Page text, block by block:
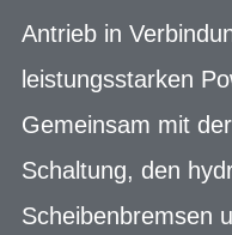
Antrieb in
leistungsstarken
Gemeinsam mit
Schaltung, den
Scheibenbremsen